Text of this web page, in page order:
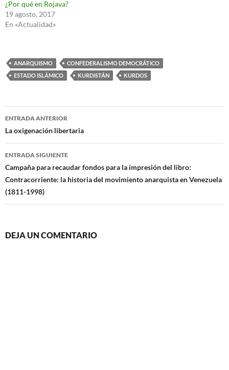
¿Por qué en Rojava?
19 agosto, 2017
En «Actualidad»
ANARQUISMO
CONFEDERALISMO DEMOCRÁTICO
ESTADO ISLÁMICO
KURDISTÁN KURDOS
Navegación
de
entradas
ENTRADA ANTERIOR
La oxigenación libertaria
ENTRADA SIGUIENTE
Campaña para recaudar fondos para la impresión del libro:
Contracorriente: la historia del movimiento anarquista en Venezuela
(1811-1998)
DEJA UN COMENTARIO